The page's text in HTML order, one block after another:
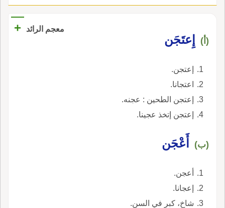
معجم الرائد +
(أ) إِعتَجَن
إعتجن.
اعتجانا.
إعتجن الطحين : عجنه.
إعتجن إتخذ عجينا.
(ب) أَعْجَن
أعجن.
إعجانا.
شاخ، كبر في السن.